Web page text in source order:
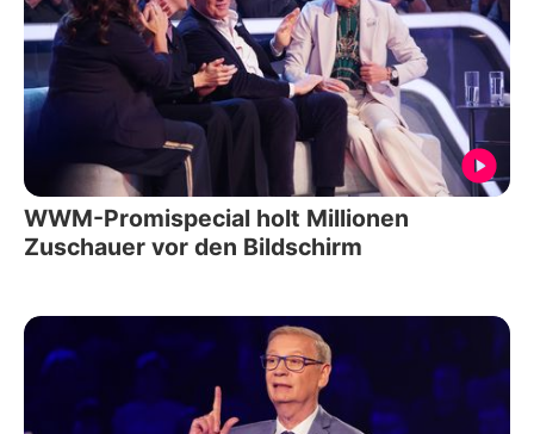
WWM-Promispecial holt Millionen
Zuschauer vor den Bildschirm